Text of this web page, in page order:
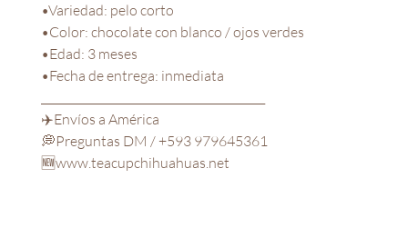
•Variedad: pelo corto
•Color: chocolate con blanco / ojos verdes
•Edad: 3 meses
•Fecha de entrega: inmediata
✈️Envíos a América
💭Preguntas DM / +593 979645361
🆕www.teacupchihuahuas.net